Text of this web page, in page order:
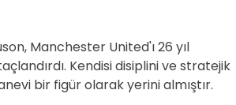
Manchester United'ı 26 yıl
Kendisi disiplini ve stratejik
bir figür olarak yerini almıştır.